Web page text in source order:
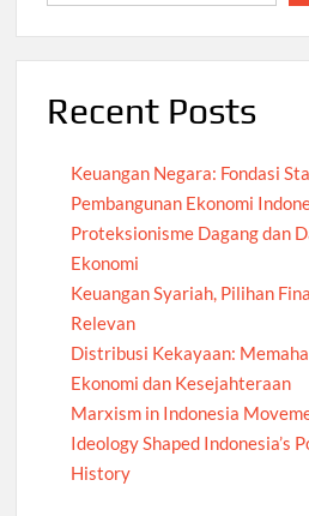
Recent Posts
Keuangan Negara: Fondasi
Pembangunan Ekonomi
Proteksionisme Dagang dan
Ekonomi
Keuangan Syariah, Pilihan
Relevan
Distribusi Kekayaan:
Ekonomi dan Kesejahteraan
Marxism in Indonesia
Ideology Shaped Indonesia’s
History